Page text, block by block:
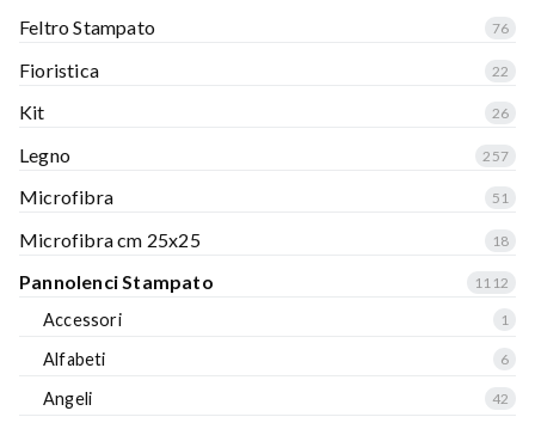
Feltro Stampato 76
Fioristica 22
Kit 26
Legno 257
Microfibra 51
Microfibra cm 25x25 18
Pannolenci Stampato 1112
Accessori 1
Alfabeti 6
Angeli 42